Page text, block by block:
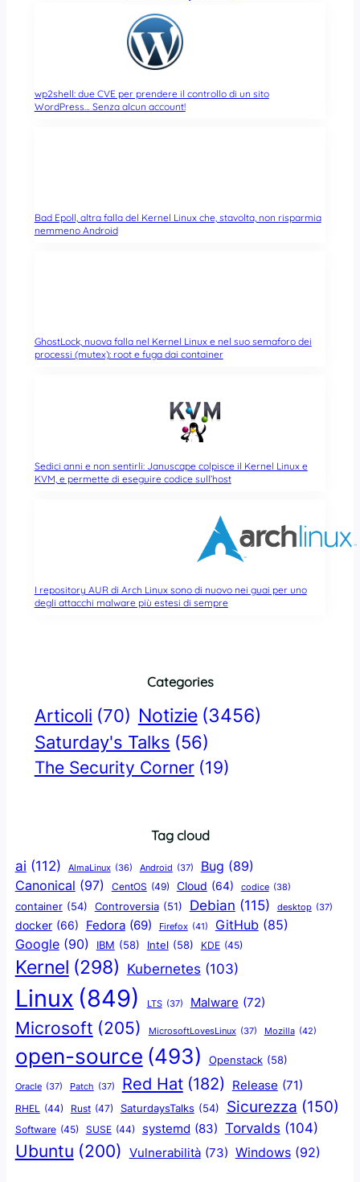
wp2shell: due CVE per prendere il controllo di un sito
WordPress… Senza alcun account!
Bad Epoll, altra falla del Kernel Linux che, stavolta, non risparmia
nemmeno Android
GhostLock, nuova falla nel Kernel Linux e nel suo semaforo dei
processi (mutex): root e fuga dai container
Sedici anni e non sentirli: Januscape colpisce il Kernel Linux e
KVM, e permette di eseguire codice sull’host
I repository AUR di Arch Linux sono di nuovo nei guai per uno
degli attacchi malware più estesi di sempre
Categories
Articoli (70) Notizie (3456)
Saturday's Talks (56)
The Security Corner (19)
Tag cloud
ai (112) AlmaLinux (36) Android (37) Bug (89)
Canonical (97) CentOS (49) Cloud (64) codice (38)
container (54) Controversia (51) Debian (115) desktop (37)
docker (66) Fedora (69) Firefox (41) GitHub (85)
Google (90) IBM (58) Intel (58) KDE (45)
Kernel (298) Kubernetes (103)
Linux (849) LTS (37) Malware (72)
Microsoft (205) MicrosoftLovesLinux (37) Mozilla (42)
open-source (493) Openstack (58)
Oracle (37) Patch (37) Red Hat (182) Release (71)
RHEL (44) Rust (47) SaturdaysTalks (54) Sicurezza (150)
Software (45) SUSE (44) systemd (83) Torvalds (104)
Ubuntu (200) Vulnerabilità (73) Windows (92)